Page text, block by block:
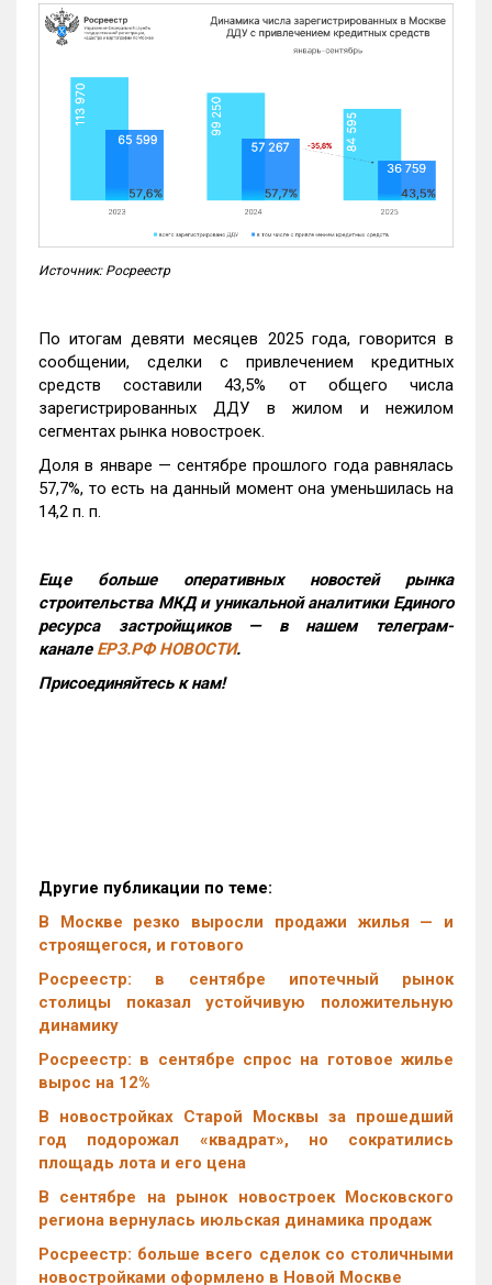
Источник: Росреестр
По итогам девяти месяцев 2025 года, говорится в
сообщении, сделки с привлечением кредитных
средств составили 43,5% от общего числа
зарегистрированных ДДУ в жилом и нежилом
сегментах рынка новостроек.
Доля в январе — сентябре прошлого года равнялась
57,7%, то есть на данный момент она уменьшилась на
14,2 п. п.
Еще больше оперативных новостей рынка
строительства МКД и уникальной аналитики Единого
ресурса застройщиков — в нашем телеграм-
канале ЕРЗ.РФ НОВОСТИ.
Присоединяйтесь к нам!
Другие публикации по теме:
В Москве резко выросли продажи жилья — и
строящегося, и готового
Росреестр: в сентябре ипотечный рынок
столицы показал устойчивую положительную
динамику
Росреестр: в сентябре спрос на готовое жилье
вырос на 12%
В новостройках Старой Москвы за прошедший
год подорожал «квадрат», но сократились
площадь лота и его цена
В сентябре на рынок новостроек Московского
региона вернулась июльская динамика продаж
Росреестр: больше всего сделок со столичными
новостройками оформлено в Новой Москве